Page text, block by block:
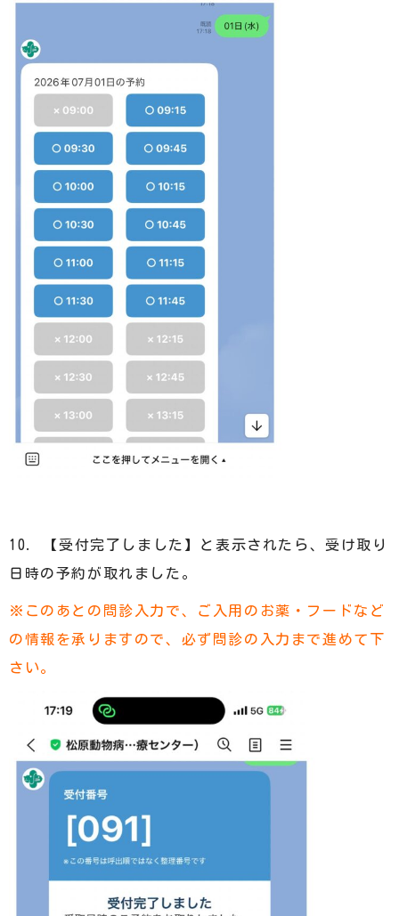
10. 【受付完了しました】と表示されたら、受け取り
日時の予約が取れました。
※このあとの問診入力で、ご入用のお薬・フードなど
の情報を承りますので、必ず問診の入力まで進めて下
さい。